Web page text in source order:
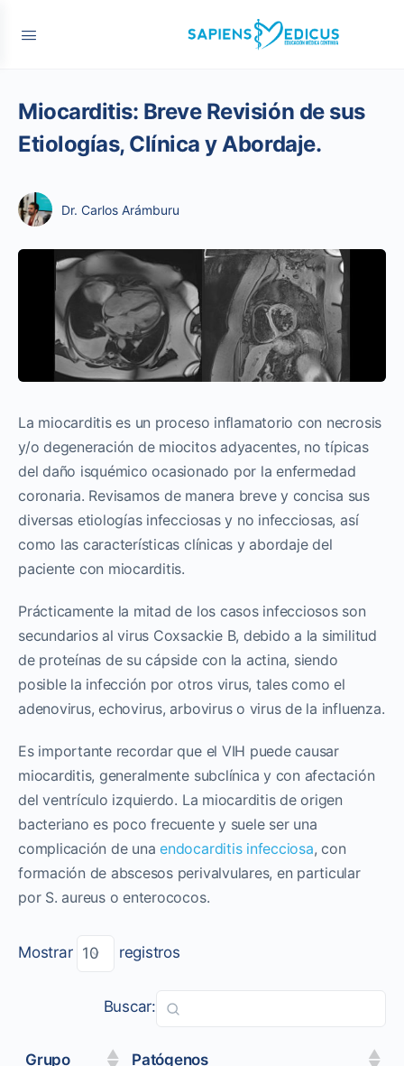
Miocarditis: Breve Revisión de sus
Etiologías, Clínica y Abordaje.
Dr. Carlos Arámburu
La miocarditis es un proceso inflamatorio con necrosis
y/o degeneración de miocitos adyacentes, no típicas
del daño isquémico ocasionado por la enfermedad
coronaria. Revisamos de manera breve y concisa sus
diversas etiologías infecciosas y no infecciosas, así
como las características clínicas y abordaje del
paciente con miocarditis.
Prácticamente la mitad de los casos infecciosos son
secundarios al virus Coxsackie B, debido a la similitud
de proteínas de su cápside con la actina, siendo
posible la infección por otros virus, tales como el
adenovirus, echovirus, arbovirus o virus de la influenza.
Es importante recordar que el VIH puede causar
miocarditis, generalmente subclínica y con afectación
del ventrículo izquierdo. La miocarditis de origen
bacteriano es poco frecuente y suele ser una
complicación de unaendocarditis infecciosa, con
formación de abscesos perivalvulares, en particular
por S. aureus o enterococos.
Mostrar registros
Buscar:
Grupo
Patógenos